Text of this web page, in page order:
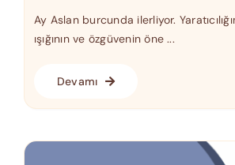
Ay Aslan burcunda ilerliyor.
ışığının ve özgüvenin öne ...
Devamı